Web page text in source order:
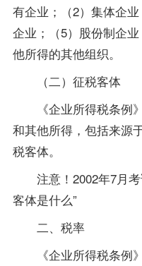
有企业；（2）集体企
企业；（5）股份制企
他所得的其他组织。
（二）征税客体
《企业所得税条例》
和其他所得，包括来源
税客体。
注意！2002年7月考
客体是什么”
二、税率
《企业所得税条例》